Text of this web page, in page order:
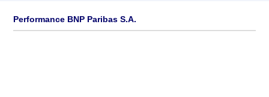
Performance BNP Paribas S.A.